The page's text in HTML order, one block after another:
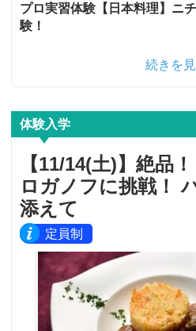
プロ実習体験【日本料理】ニ
験！
続きを
体験入学
【11/14(土)】絶品
ロガノフに挑戦！
添えて
定員制